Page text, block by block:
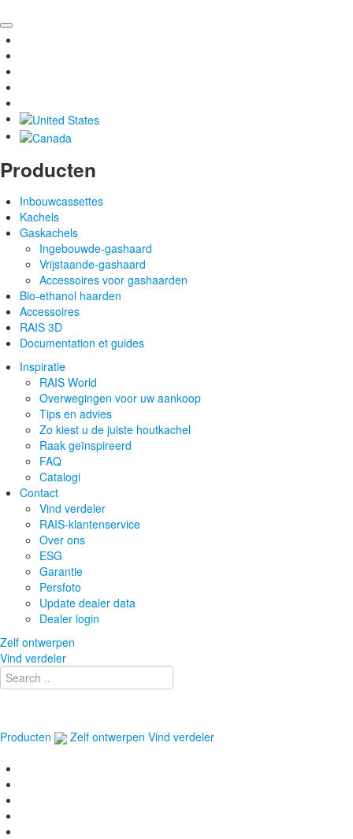
Producten
Inbouwcassettes
Kachels
Gaskachels
Ingebouwde-gashaard
Vrijstaande-gashaard
Accessoires voor gashaarden
Bio-ethanol haarden
Accessoires
RAIS 3D
Documentation et guides
Inspiratie
RAIS World
Overwegingen voor uw aankoop
Tips en advies
Zo kiest u de juiste houtkachel
Raak geïnspireerd
FAQ
Catalogi
Contact
Vind verdeler
RAIS-klantenservice
Over ons
ESG
Garantie
Persfoto
Update dealer data
Dealer login
Zelf ontwerpen
Vind verdeler
Producten Zelf ontwerpen Vind verdeler